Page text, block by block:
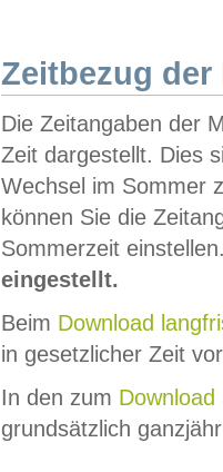
Zeitbezug der
Die Zeitangaben der
Zeit dargestellt. Dies
Wechsel im Sommer
können Sie die
Sommerzeit
eingestellt.
Beim Download
in gesetzlicher Zeit
In den zum Download
grundsätzlich